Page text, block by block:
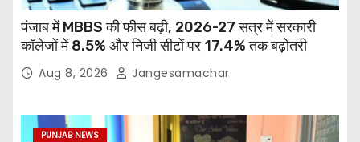
पंजाब में MBBS की फीस बढ़ी, 2026-27 सत्र में सरकारी
कॉलेजों में 8.5% और निजी सीटों पर 17.4% तक बढ़ोतरी
Aug 8, 2026 Jangesamachar
PUNJAB NEWS